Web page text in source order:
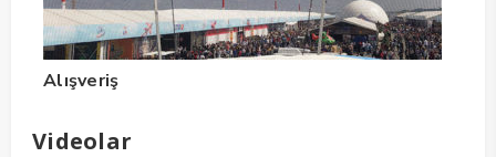
Alışveriş
Videolar